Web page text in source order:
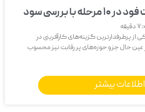
با بررسی سود
7دقیقه
از پرطرفدارترین گزینه‌های کارآفرینی در
حال جزو حوزه‌های پر رقابت نیز محسوب
اطلاعات بیشتر